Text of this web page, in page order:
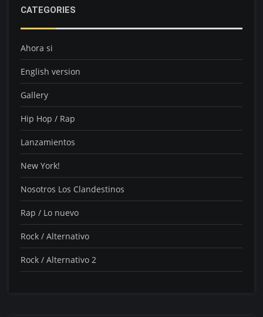
CATEGORIES
Ahora si
English version
Gallery
Hip Hop / Rap
Lanzamientos
New York!
Nosotros Los Clandestinos
Rap / Lo nuevo
Rock / Alternativo
Rock / Alternativo 2